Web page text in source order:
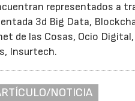
representados a
3d Big Data,
de las Cosas, Ocio
Insurtech.
NOTICIA